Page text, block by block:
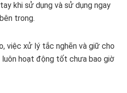
khi sử dụng và sử dụng ngay
trong.
việc xử lý tắc nghẽn và giữ cho
luôn hoạt động tốt chưa bao giờ